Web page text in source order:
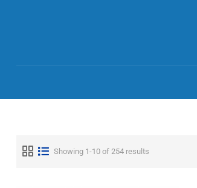
Showing 1-10 of 254 results